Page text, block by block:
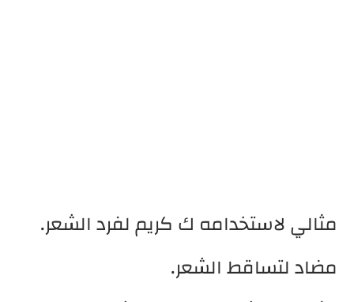
مثالي لاستخدامه ك كريم لفرد الشعر.
مضاد لتساقط الشعر.